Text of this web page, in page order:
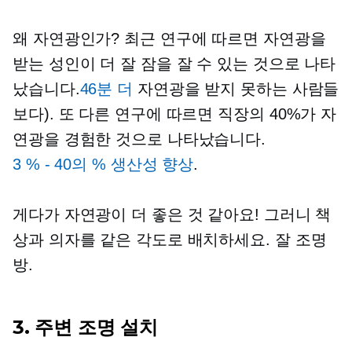
왜 자연광인가? 최근 연구에 따르면 자연광을
받는 성인이 더 잘 잠을 잘 수 있는 것으로 나타
났습니다.46분 더 자연광을 받지 못하는 사람들
보다). 또 다른 연구에 따르면 직장의 40%가 자
연광을 경험한 것으로 나타났습니다.
3 % - 40의 % 생산성 향상.
게다가 자연광이 더 좋은 것 같아요! 그러니 책
상과 의자를 같은 각도로 배치하세요. 잘 조명
방.
3. 주변 조명 설치